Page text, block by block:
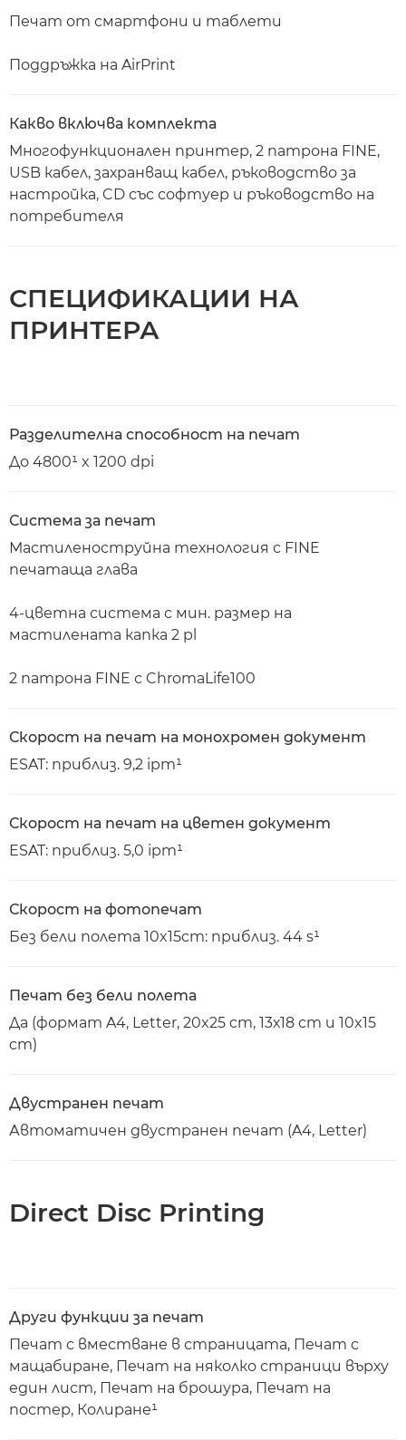
Печат от смартфони и таблети
Поддръжка на AirPrint
Какво включва комплекта
Многофункционален принтер, 2 патрона FINE,
USB кабел, захранващ кабел, ръководство за
настройка, CD със софтуер и ръководство на
потребителя
СПЕЦИФИКАЦИИ НА
ПРИНТЕРА
Разделителна способност на печат
До 4800¹ x 1200 dpi
Система за печат
Мастиленоструйна технология с FINE
печатаща глава
4-цветна система с мин. размер на
мастилената капка 2 pl
2 патрона FINE с ChromaLife100
Скорост на печат на монохромен документ
ESAT: приблиз. 9,2 ipm¹
Скорост на печат на цветен документ
ESAT: приблиз. 5,0 ipm¹
Скорост на фотопечат
Без бели полета 10x15cm: приблиз. 44 s¹
Печат без бели полета
Да (формат A4, Letter, 20x25 cm, 13х18 cm и 10x15
cm)
Двустранен печат
Автоматичен двустранен печат (A4, Letter)
Direct Disc Printing
Други функции за печат
Печат с вместване в страницата, Печат с
мащабиране, Печат на няколко страници върху
един лист, Печат на брошура, Печат на
постер, Колиране¹